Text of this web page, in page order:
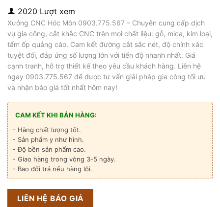
2020 Lượt xem
Xưởng CNC Hóc Môn 0903.775.567 – Chuyên cung cấp dịch
vụ gia công, cắt khắc CNC trên mọi chất liệu: gỗ, mica, kim loại,
tấm ốp quảng cáo. Cam kết đường cắt sắc nét, độ chính xác
tuyệt đối, đáp ứng số lượng lớn với tiến độ nhanh nhất. Giá
cạnh tranh, hỗ trợ thiết kế theo yêu cầu khách hàng. Liên hệ
ngay 0903.775.567 để được tư vấn giải pháp gia công tối ưu
và nhận báo giá tốt nhất hôm nay!
CAM KẾT KHI BÁN HÀNG:
- Hàng chất lượng tốt.
- Sản phẩm y như hình.
- Độ bền sản phẩm cao.
- Giao hàng trong vòng 3-5 ngày.
- Bao đổi trả nếu hàng lỗi.
LIÊN HỆ BÁO GIÁ